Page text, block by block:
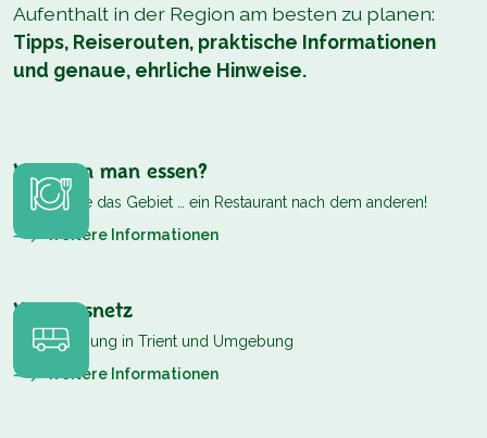
Aufenthalt in der Region am besten zu planen:
Tipps, Reiserouten, praktische Informationen
und genaue, ehrliche Hinweise.
Wo kann man essen?
Erleben Sie das Gebiet … ein Restaurant nach dem anderen!
Weitere Informationen
Verkehrsnetz
Fortbewegung in Trient und Umgebung
Weitere Informationen